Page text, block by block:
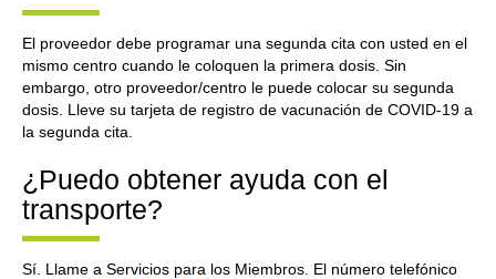
El proveedor debe programar una segunda cita con usted en el
mismo centro cuando le coloquen la primera dosis. Sin
embargo, otro proveedor/centro le puede colocar su segunda
dosis. Lleve su tarjeta de registro de vacunación de COVID-19 a
la segunda cita.
¿Puedo obtener ayuda con el
transporte?
Sí. Llame a Servicios para los Miembros. El número telefónico